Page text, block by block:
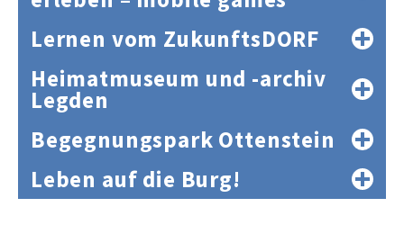
Lernen vom ZukunftsDORF
Heimatmuseum und -archiv
Legden
Begegnungspark Ottenstein
Leben auf die Burg!